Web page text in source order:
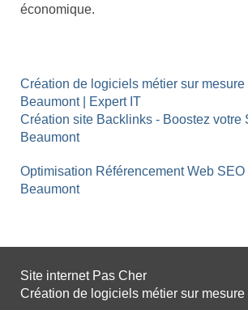
économique.
Création de logiciels métier sur
Beaumont | Expert IT
Création site Backlinks - Boostez votre
Beaumont
Optimisation Référencement Web
Beaumont
Site internet Pas Cher
Création de logiciels métier sur mesure